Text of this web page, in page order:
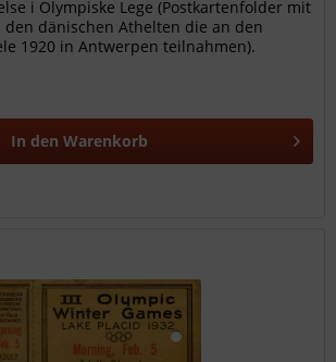
i Olympiske Lege (Postkartenfolder mit
den dänischen Athelten die an den
1920 in Antwerpen teilnahmen).
In den Warenkorb